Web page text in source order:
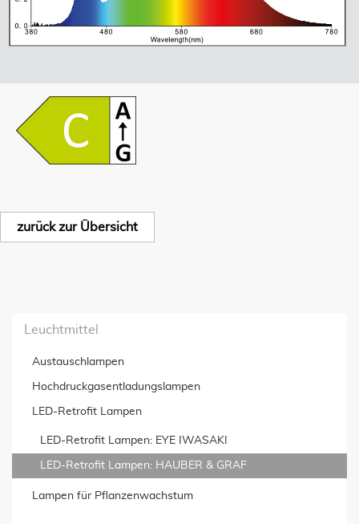
zurück zur Übersicht
Leuchtmittel
Austauschlampen
Hochdruckgas­entladungslampen
LED-Retrofit Lampen
LED-Retrofit Lampen: EYE IWASAKI
LED-Retrofit Lampen: HAUBER & GRAF
Lampen für Pflanzenwachstum